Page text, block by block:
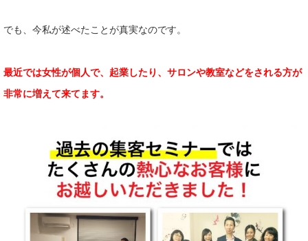
でも、今私が述べたことが真実なのです。
最近では女性が個人で、起業したり、サロンや教室などをされる方が
非常に増えて来てます。